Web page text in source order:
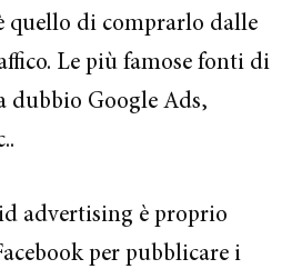
quello di comprarlo dalle
Le più famose fonti di
dubbio Google Ads,
advertising è proprio
per pubblicare i